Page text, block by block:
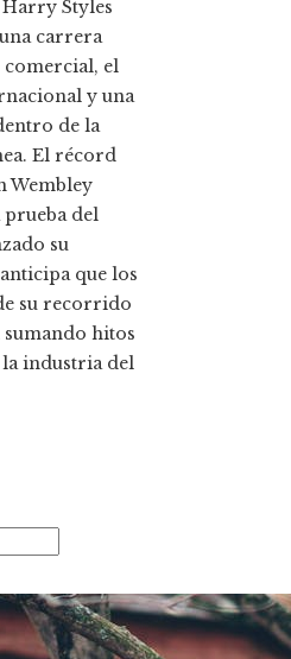
Styles
carrera
el
y una
de la
El récord
Wembley
prueba del
su
que los
su recorrido
hitos
industria del